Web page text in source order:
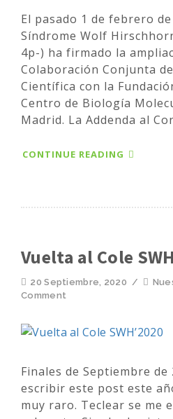
El pasado 1 de febrero
Síndrome Wolf
4p-) ha firmado la
Colaboración Conjunta
Científica con la
Centro de Biología
Madrid. La Addenda al
CONTINUE READING
Vuelta al Cole
20 Septiembre, 2020 /
Comment
Finales de Septiembre de
escribir este post este
muy raro. Teclear se me